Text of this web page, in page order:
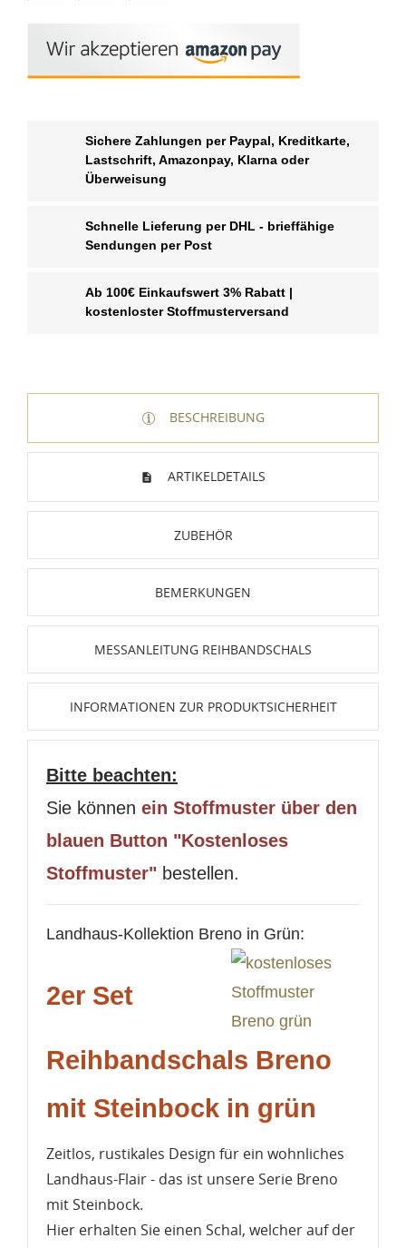
Sichere Zahlungen per Paypal, Kreditkarte,
Lastschrift, Amazonpay, Klarna oder
Überweisung
Schnelle Lieferung per DHL - brieffähige
Sendungen per Post
Ab 100€ Einkaufswert 3% Rabatt |
kostenloster Stoffmusterversand
BESCHREIBUNG
ARTIKELDETAILS
ZUBEHÖR
BEMERKUNGEN
MESSANLEITUNG REIHBANDSCHALS
INFORMATIONEN ZUR PRODUKTSICHERHEIT
Bitte beachten:
Sie können ein Stoffmuster über den
blauen Button "Kostenloses
Stoffmuster" bestellen.
Landhaus-Kollektion Breno in Grün:
2er Set
Reihbandschals Breno
mit Steinbock in grün
Zeitlos, rustikales Design für ein wohnliches
Landhaus-Flair - das ist unsere Serie Breno
mit Steinbock.
Hier erhalten Sie einen Schal, welcher auf der